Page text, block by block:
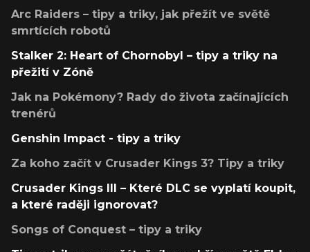
Arc Raiders – tipy a triky, jak přežít ve světě
smrtících robotů
Stalker 2: Heart of Chornobyl – tipy a triky na
přežití v Zóně
Jak na Pokémony? Rady do života začínajících
trenérů
Genshin Impact - tipy a triky
Za koho začít v Crusader Kings 3? Tipy a triky
Crusader Kings III – Které DLC se vyplatí koupit,
a které raději ignorovat?
Songs of Conquest – tipy a triky